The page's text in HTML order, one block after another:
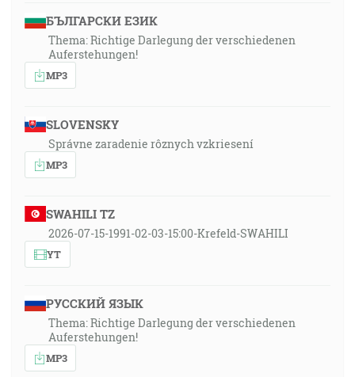
БЪЛГАРСКИ ЕЗИК
Thema: Richtige Darlegung der verschiedenen
Auferstehungen!
MP3
SLOVENSKY
Správne zaradenie rôznych vzkriesení
MP3
SWAHILI TZ
2026-07-15-1991-02-03-15:00-Krefeld-SWAHILI
YT
РУССКИЙ ЯЗЫК
Thema: Richtige Darlegung der verschiedenen
Auferstehungen!
MP3